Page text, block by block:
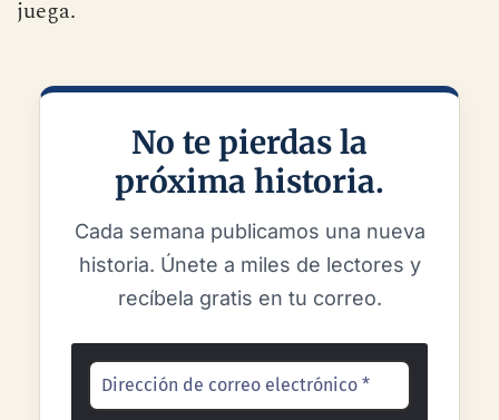
juega.
No te pierdas la
próxima historia.
Cada semana publicamos una nueva
recíbela gratis en tu correo.